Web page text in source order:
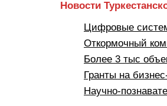
Новости
Цифровые
Откормочный
Более 3 тыс
Гранты на
Научно-